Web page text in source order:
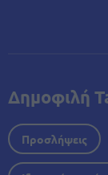
Δημοφιλή
Προσλήψεις